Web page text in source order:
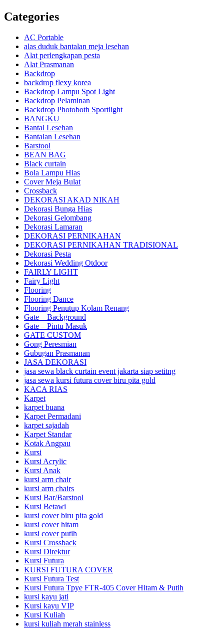
Categories
AC Portable
alas duduk bantalan meja lesehan
Alat perlengkapan pesta
Alat Prasmanan
Backdrop
backdrop flexy korea
Backdrop Lampu Spot Light
Backdrop Pelaminan
Backdrop Photoboth Sportlight
BANGKU
Bantal Lesehan
Bantalan Lesehan
Barstool
BEAN BAG
Black curtain
Bola Lampu Hias
Cover Meja Bulat
Crossback
DEKORASI AKAD NIKAH
Dekorasi Bunga Hias
Dekorasi Gelombang
Dekorasi Lamaran
DEKORASI PERNIKAHAN
DEKORASI PERNIKAHAN TRADISIONAL
Dekorasi Pesta
Dekorasi Wedding Otdoor
FAIRLY LIGHT
Fairy Light
Flooring
Flooring Dance
Flooring Penutup Kolam Renang
Gate – Background
Gate – Pintu Masuk
GATE CUSTOM
Gong Peresmian
Gubugan Prasmanan
JASA DEKORASI
jasa sewa black curtain event jakarta siap setitng
jasa sewa kursi futura cover biru pita gold
KACA RIAS
Karpet
karpet buana
Karpet Permadani
karpet sajadah
Karpet Standar
Kotak Angpau
Kursi
Kursi Acrylic
Kursi Anak
kursi arm chair
kursi arm chairs
Kursi Bar/Barstool
Kursi Betawi
kursi cover biru pita gold
kursi cover hitam
kursi cover putih
Kursi Crossback
Kursi Direktur
Kursi Futura
KURSI FUTURA COVER
Kursi Futura Test
Kursi Futura Tpye FTR-405 Cover Hitam & Putih
kursi kayu jati
Kursi kayu VIP
Kursi Kuliah
kursi kuliah merah stainless